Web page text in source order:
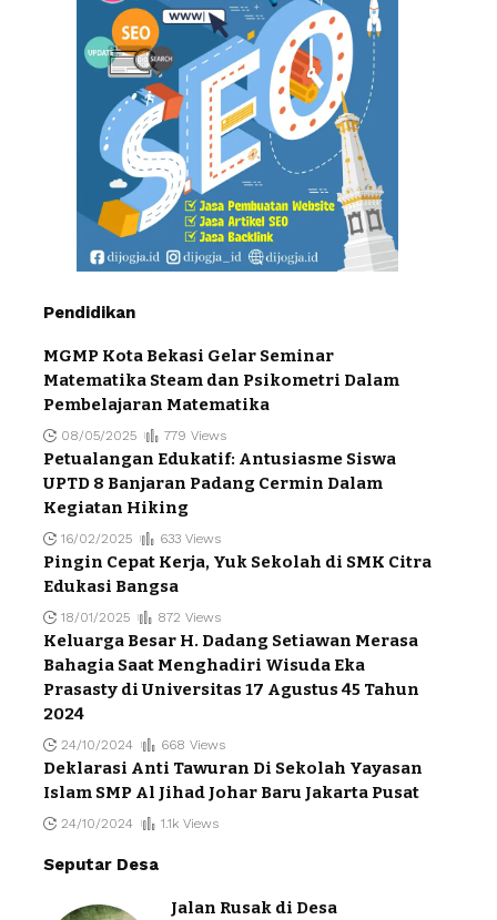
Pendidikan
MGMP Kota Bekasi Gelar Seminar
Matematika Steam dan Psikometri Dalam
Pembelajaran Matematika
08/05/2025 779 Views
Petualangan Edukatif: Antusiasme Siswa
UPTD 8 Banjaran Padang Cermin Dalam
Kegiatan Hiking
16/02/2025 633 Views
Pingin Cepat Kerja, Yuk Sekolah di SMK Citra
Edukasi Bangsa
18/01/2025 872 Views
Keluarga Besar H. Dadang Setiawan Merasa
Bahagia Saat Menghadiri Wisuda Eka
Prasasty di Universitas 17 Agustus 45 Tahun
2024
24/10/2024 668 Views
Deklarasi Anti Tawuran Di Sekolah Yayasan
Islam SMP Al Jihad Johar Baru Jakarta Pusat
24/10/2024 1.1k Views
Seputar Desa
Jalan Rusak di Desa